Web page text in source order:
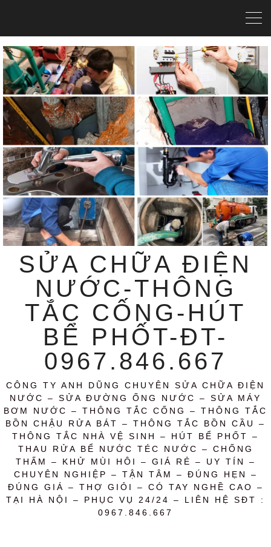
SỬA CHỮA ĐIỆN
NƯỚC-THÔNG
TẮC CỐNG-HÚT
BỂ PHỐT-ĐT-
0967.846.667
CÔNG TY ANH DŨNG CHUYÊN SỬA CHỮA ĐIỆN
NƯỚC – SỬA ĐƯỜNG ỐNG NƯỚC – SỬA MÁY
BƠM NƯỚC – THÔNG TẮC CỐNG – THÔNG TẮC
BỒN CHẬU RỬA BÁT – THÔNG TẮC BỒN CẦU –
THÔNG TẮC NHÀ VỆ SINH – HÚT BỂ PHỐT –
THAU RỬA BỂ NƯỚC TÉC NƯỚC – CHỐNG
THẤM – KHỬ MÙI HÔI – GIÁ RẺ – UY TÍN –
CHUYÊN NGHIỆP – TẬN TÂM – ĐÚNG HẸN –
ĐÚNG GIÁ – THỢ GIỎI – CÓ TAY NGHỀ CAO –
TẠI HÀ NỘI – PHỤC VỤ 24/24 – LIÊN HỆ SĐT :
0967.846.667